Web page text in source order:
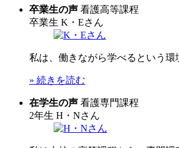
卒業生の声 看護高等課程
卒業生 K・Eさん
私は、働きながら学べるという
» 続きを読む
在学生の声 看護専門課程
2年生 H・Nさん